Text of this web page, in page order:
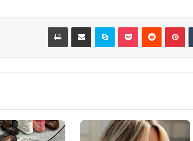
بينتيريست بوكيت سكايب مشاركة عبر البريد طباعة